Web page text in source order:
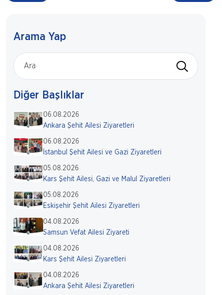
Arama Yap
Diğer Başlıklar
06.08.2026
Ankara Şehit Ailesi Ziyaretleri
06.08.2026
İstanbul Şehit Ailesi ve Gazi Ziyaretleri
05.08.2026
Kars Şehit Ailesi, Gazi ve Malul Ziyaretleri
05.08.2026
Eskişehir Şehit Ailesi Ziyaretleri
04.08.2026
Samsun Vefat Ailesi Ziyareti
04.08.2026
Kars Şehit Ailesi Ziyaretleri
04.08.2026
Ankara Şehit Ailesi Ziyaretleri